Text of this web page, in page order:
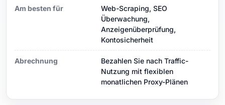
Am besten für
Web-Scraping, SEO
Überwachung,
Anzeigenüberprüfung,
Kontosicherheit
Abrechnung
Bezahlen Sie nach Traffic-
Nutzung mit flexiblen
monatlichen Proxy-Plänen